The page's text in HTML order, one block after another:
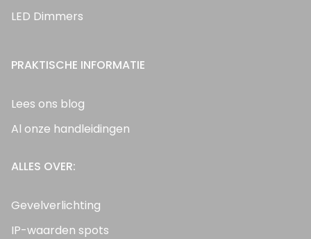
LED Dimmers
PRAKTISCHE INFORMATIE
Lees ons blog
Al onze handleidingen
ALLES OVER:
Gevelverlichting
IP-waarden spots